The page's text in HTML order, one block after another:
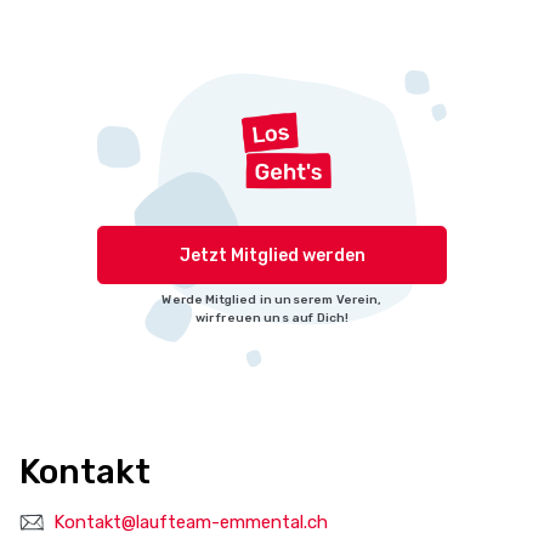
Jetzt Mitglied werden
Werde Mitglied in unserem Verein,
wir freuen uns auf Dich!
Kontakt
Kontakt@laufteam-emmental.ch